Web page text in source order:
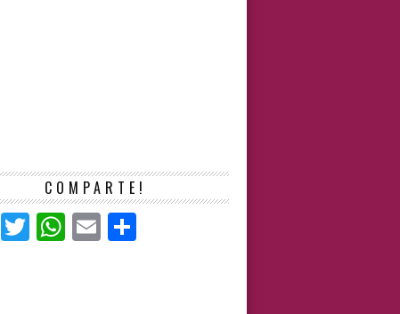
COMPARTE!
Facebook
TwitterWhatsApp
Email